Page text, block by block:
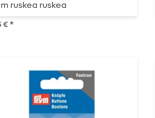
ruskea ruskea
€ *